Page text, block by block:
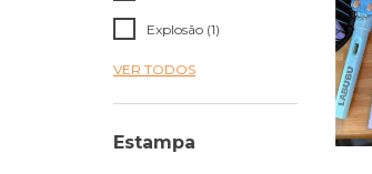
Explosão (1)
VER TODOS
Estampa